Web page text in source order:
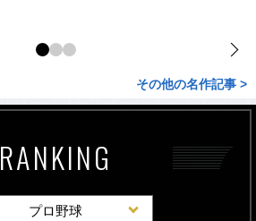
その他の名作記事 >
RANKING
プロ野球